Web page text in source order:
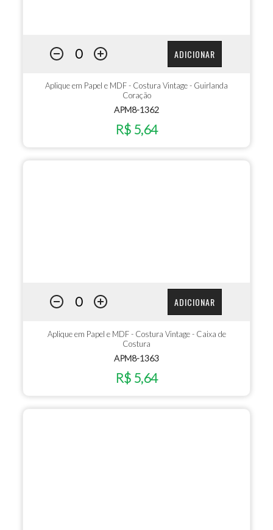
ADICIONAR
Aplique em Papel e MDF - Costura Vintage - Guirlanda
Coração
APM8-1362
R$ 5,64
ADICIONAR
Aplique em Papel e MDF - Costura Vintage - Caixa de
Costura
APM8-1363
R$ 5,64